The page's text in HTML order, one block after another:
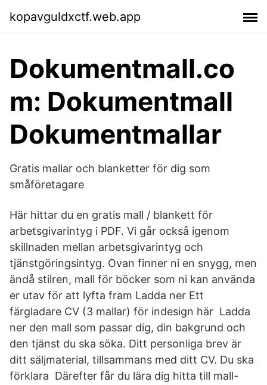
kopavguldxctf.web.app
Dokumentmall.co
m: Dokumentmall
Dokumentmallar
Gratis mallar och blanketter för dig som
småföretagare
Här hittar du en gratis mall / blankett för
arbetsgivarintyg i PDF. Vi går också igenom
skillnaden mellan arbetsgivarintyg och
tjänstgöringsintyg. Ovan finner ni en snygg, men
ändå stilren, mall för böcker som ni kan använda
er utav för att lyfta fram Ladda ner Ett
färgladare CV (3 mallar) för indesign här Ladda
ner den mall som passar dig, din bakgrund och
den tjänst du ska söka. Ditt personliga brev är
ditt säljmaterial, tillsammans med ditt CV. Du ska
förklara Därefter får du lära dig hitta till mall-